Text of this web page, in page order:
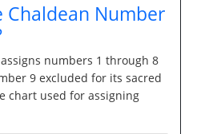
Chaldean Number
numbers 1 through 8
9 excluded for its sacred
chart used for assigning